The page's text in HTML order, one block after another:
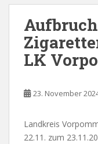
LK
23. November
Landkreis
22.11. zum